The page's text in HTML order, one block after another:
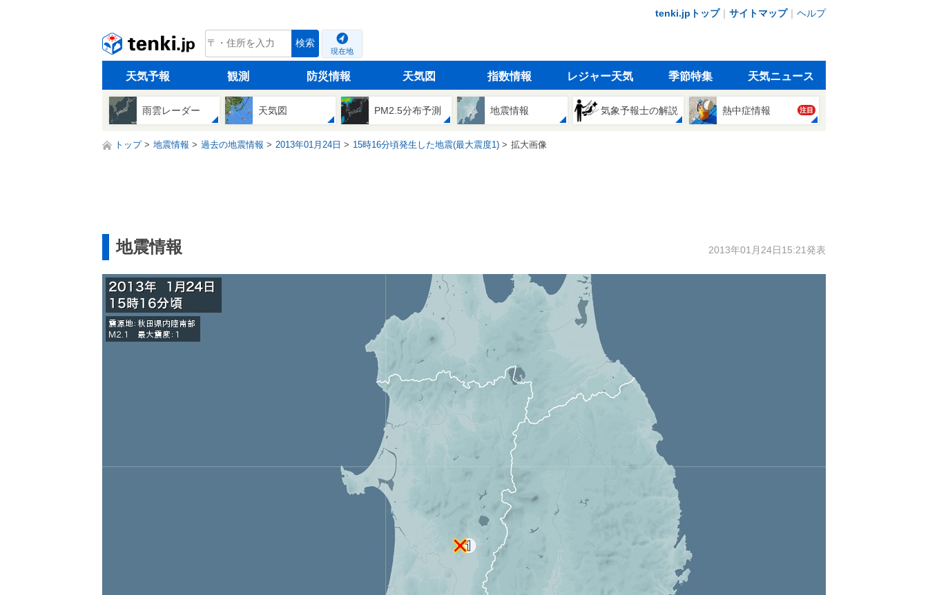
tenki.jpトップ｜ サイトマップ｜ ヘルプ
tenki.jp 検索
現在地
天気予報 観測 防災情報 天気図 指数情報 レジャー天気 季節特集 天気ニュース
雨雲レーダー 天気図 PM2.5分布予測 地震情報 気象予報士の解説 熱中症情報 注目
トップ 地震情報 過去の地震情報 2013年01月24日 15時16分頃発生した地震(最大震度1) 拡大画像
地震情報 2013年01月24日15:21発表